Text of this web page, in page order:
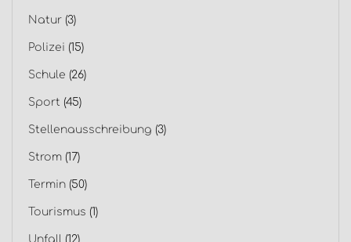
Natur (3)
Polizei (15)
Schule (26)
Sport (45)
Stellenausschreibung (3)
Strom (17)
Termin (50)
Tourismus (1)
Unfall (12)